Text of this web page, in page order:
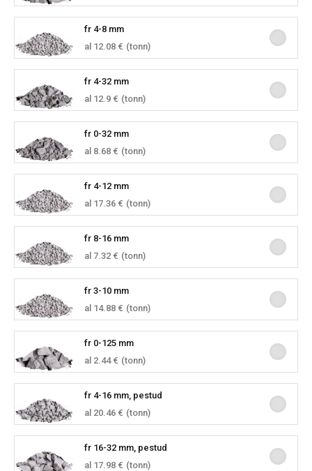
fr 4-8 mm
al 12.08 € (tonn)
fr 4-32 mm
al 12.9 € (tonn)
fr 0-32 mm
al 8.68 € (tonn)
fr 4-12 mm
al 17.36 € (tonn)
fr 8-16 mm
al 7.32 € (tonn)
fr 3-10 mm
al 14.88 € (tonn)
fr 0-125 mm
al 2.44 € (tonn)
fr 4-16 mm, pestud
al 20.46 € (tonn)
fr 16-32 mm, pestud
al 17.98 € (tonn)